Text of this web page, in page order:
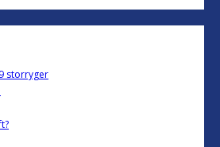
storryger